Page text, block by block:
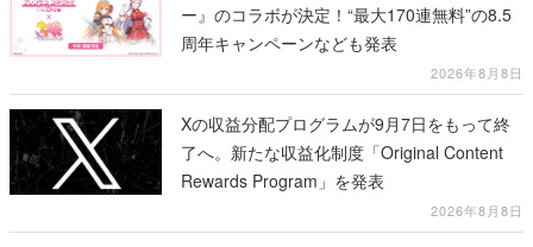
ー』のコラボが決定！“最大170連無料”の8.5
周年キャンペーンなども発表
2026年8月8日
Xの収益分配プログラムが9月7日をもって終
了へ。新たな収益化制度「Original Content
Rewards Program」を発表
2026年8月8日